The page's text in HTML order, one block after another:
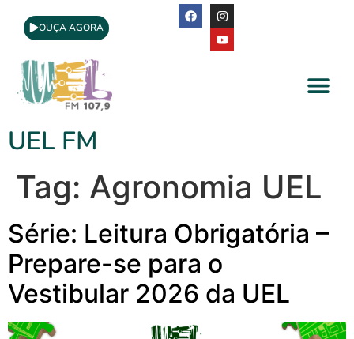
OUÇA AGORA
UEL FM
Tag: Agronomia UEL
Série: Leitura Obrigatória –
Prepare-se para o
Vestibular 2026 da UEL